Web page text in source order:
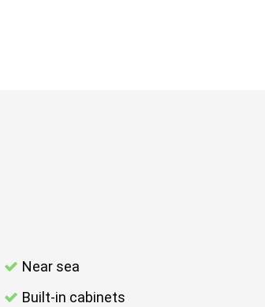
Near sea
Built-in cabinets